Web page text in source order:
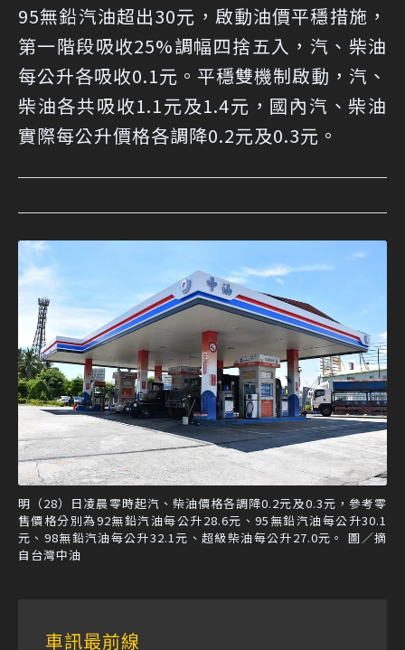
95無鉛汽油超出30元，啟動油價平穩措施，
第一階段吸收25%調幅四捨五入，汽、柴油
每公升各吸收0.1元。平穩雙機制啟動，汽、
柴油各共吸收1.1元及1.4元，國內汽、柴油
實際每公升價格各調降0.2元及0.3元。
明（28）日凌晨零時起汽、柴油價格各調降0.2元及0.3元，參考零
售價格分別為92無鉛汽油每公升28.6元、95無鉛汽油每公升30.1
元、98無鉛汽油每公升32.1元、超級柴油每公升27.0元。 圖／摘
自台灣中油
車訊最前線